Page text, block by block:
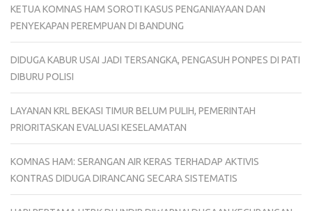
KETUA KOMNAS HAM SOROTI KASUS PENGANIAYAAN DAN
PENYEKAPAN PEREMPUAN DI BANDUNG
DIDUGA KABUR USAI JADI TERSANGKA, PENGASUH PONPES DI PATI
DIBURU POLISI
LAYANAN KRL BEKASI TIMUR BELUM PULIH, PEMERINTAH
PRIORITASKAN EVALUASI KESELAMATAN
KOMNAS HAM: SERANGAN AIR KERAS TERHADAP AKTIVIS
KONTRAS DIDUGA DIRANCANG SECARA SISTEMATIS